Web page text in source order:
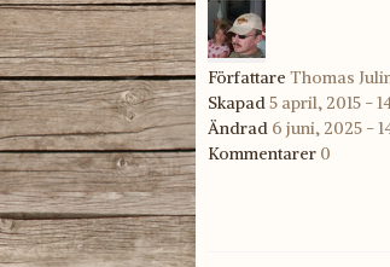
Författare Thomas
Skapad5 april, 2015 -
Ändrad 6 juni, 2025 -
Kommentarer 0